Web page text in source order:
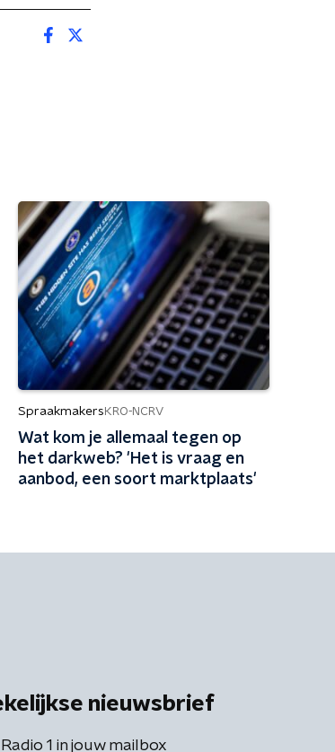
Spraakmakers KRO-NCRV
Wat kom je allemaal tegen op
het darkweb? 'Het is vraag en
aanbod, een soort marktplaats'
nieuwsbrief
1 in jouw mailbox